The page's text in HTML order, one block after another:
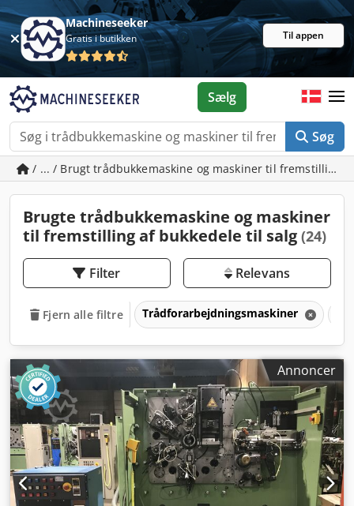
Machineseeker
Gratis i butikken Til appen
Søg
Sælg
/ ... / Brugt trådbukkemaskine og maskiner til fremstilling
Brugte trådbukkemaskine og maskiner
til fremstilling af bukkedele til salg (24)
Filter Relevans
Fjern alle filtre Trådforarbejdningsmaskiner
Annoncer